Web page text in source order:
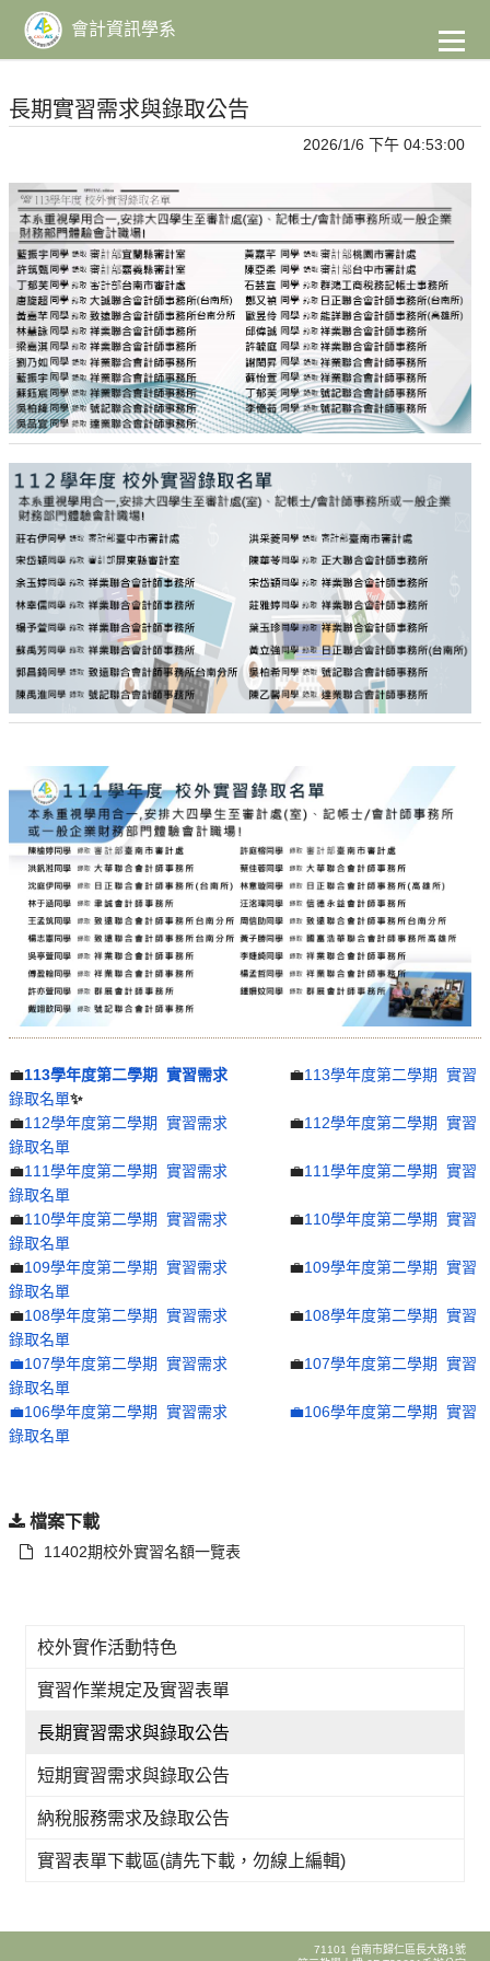
主
要
容
會計資訊學系
長期實習需求與錄取公告
2026/1/6 下午 04:53:00
💼113學年度第二學期 實習需求 💼113學年度第二學期 實習
錄取名單✨
💼112學年度第二學期 實習需求 💼112學年度第二學期 實習
錄取名單
💼111學年度第二學期 實習需求 💼111學年度第二學期 實習
錄取名單
💼110學年度第二學期 實習需求 💼110學年度第二學期 實習
錄取名單
💼109學年度第二學期 實習需求 💼109學年度第二學期 實習
錄取名單
💼108學年度第二學期 實習需求 💼108學年度第二學期 實習
錄取名單
💼107學年度第二學期 實習需求 💼107學年度第二學期 實習
錄取名單
💼106學年度第二學期 實習需求
💼106學年度第二學期 實習
錄取名單
檔案下載
11402期校外實習名額一覽表
校外實作活動特色
實習作業規定及實習表單
長期實習需求與錄取公告
短期實習需求與錄取公告
納稅服務需求及錄取公告
實習表單下載區(請先下載，勿線上編輯)
71101 台南市歸仁區長大路1號